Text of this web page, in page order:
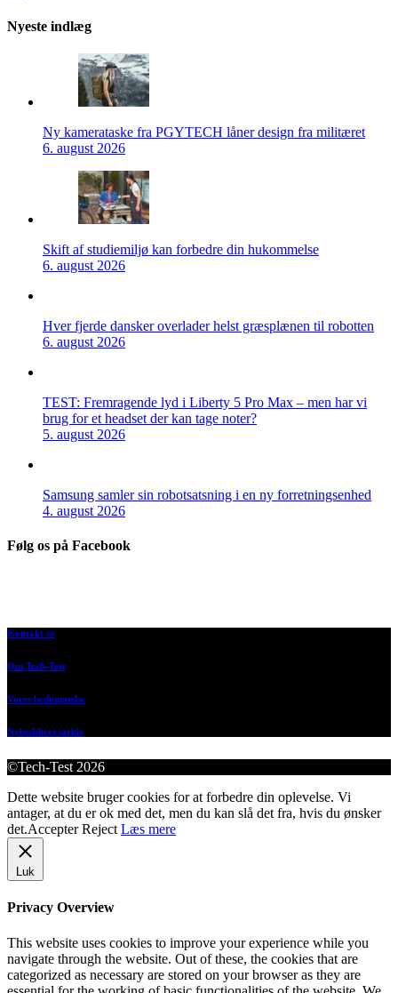
Nyeste indlæg
Ny kamerataske fra PGYTECH låner design fra militæret
6. august 2026
Skift af studiemiljø kan forbedre din hukommelse
6. august 2026
Hver fjerde dansker overlader helst græsplænen til robotten
6. august 2026
TEST: Fremragende lyd i Liberty 5 Pro Max – men har vi
brug for et headset der kan tage noter?
5. august 2026
Samsung samler sin robotsatsning i en ny forretningsenhed
4. august 2026
Følg os på Facebook
Kontakt os
Om Tech-Test
Vores bedømmelse
Nyhedsbrevsarkiv
©Tech-Test 2026
Dette website bruger cookies for at forbedre din oplevelse. Vi
antager, at du er ok med det, men du kan slå det fra, hvis du ønsker
det.Accepter Reject Læs mere
Luk
Privacy Overview
This website uses cookies to improve your experience while you
navigate through the website. Out of these, the cookies that are
categorized as necessary are stored on your browser as they are